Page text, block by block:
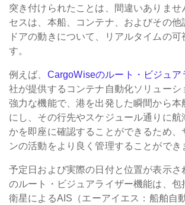
突き付けられたことは、間違いありませ
セスは、本船、コンテナ、およびその他
ドアの動きについて、リアルタイムの可
す。
例えば、 CargoWiseのルート・ビジュア
社が提供するコンテナ自動化ソリューシ
強力な機能で、港を出発した瞬間から本
にし、その行先やスケジュール通りに航
かを即座に確認することができるため、
ンの活動をより良く管理することができ
予定日および実際の日付と位置が表示さ
のルート・ビジュアライザー機能は、包
衛星によるAIS（エーアイエス：船舶自